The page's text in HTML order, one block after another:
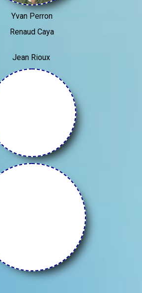
Yvan Perron
Renaud Caya
Jean Rioux